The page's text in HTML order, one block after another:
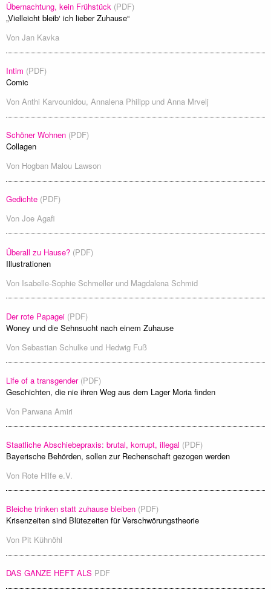
Übernachtung, kein Frühstück (PDF)
„Vielleicht bleib‘ ich lieber Zuhause“
Von Jan Kavka
Intim (PDF)
Comic
Von Anthi Karvounidou, Annalena Philipp und Anna Mrvelj
Schöner Wohnen (PDF)
Collagen
Von Hogban Malou Lawson
Gedichte (PDF)
Von Joe Agafi
Überall zu Hause? (PDF)
Illustrationen
Von Isabelle-Sophie Schmeller und Magdalena Schmid
Der rote Papagei (PDF)
Woney und die Sehnsucht nach einem Zuhause
Von Sebastian Schulke und Hedwig Fuß
Life of a transgender (PDF)
Geschichten, die nie ihren Weg aus dem Lager Moria finden
Von Parwana Amiri
Staatliche Abschiebepraxis: brutal, korrupt, illegal (PDF)
Bayerische Behörden, sollen zur Rechenschaft gezogen werden
Von Rote Hilfe e.V.
Bleiche trinken statt zuhause bleiben (PDF)
Krisenzeiten sind Blütezeiten für Verschwörungstheorie
Von Pit Kühnöhl
DAS GANZE HEFT ALS PDF